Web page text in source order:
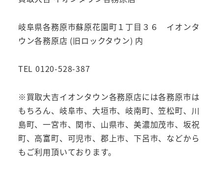
岐阜県各務原市蘇原花園町１丁目３６ イオンタ
ウン各務原店 (旧ロックタウン) 内
TEL 0120-528-387
※買取大吉イオンタウン各務原店には各務原市は
もちろん、岐阜市、大垣市、岐南町、笠松町、川
島町、一宮市、関市、山県市、美濃加茂市、坂祝
町、高富町、可児市、郡上市、下呂市、などから
もご利用頂いております。